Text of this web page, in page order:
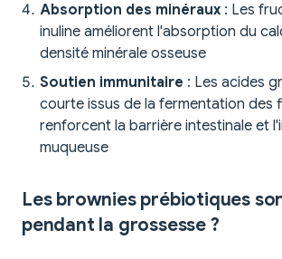
Absorption des minéraux : Les
inuline améliorent l'absorption du
densité minérale osseuse
Soutien immunitaire : Les acides
courte issus de la fermentation des
renforcent la barrière intestinale et
muqueuse
Les brownies prébiotiques
pendant la grossesse ?